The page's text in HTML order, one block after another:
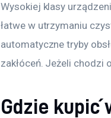
Wysokiej klasy
łatwe w utrzymaniu
automatyczne tryby
zakłóceń. Jeżeli chodzi
Gdzie kupić